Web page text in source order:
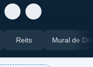
Reits Mural de